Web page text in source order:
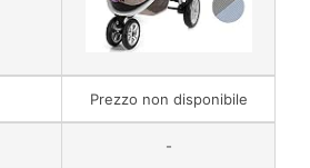
Prezzo non disponibile
-